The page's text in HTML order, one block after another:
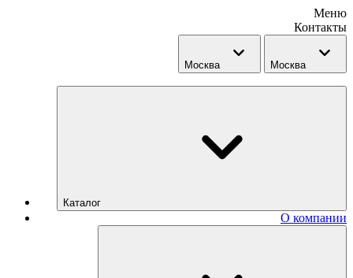
Меню
Контакты
Москва Москва
Каталог
О компании